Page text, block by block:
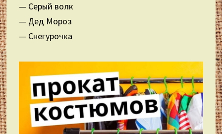
— Серый волк
— Дед Мороз
— Снегурочка